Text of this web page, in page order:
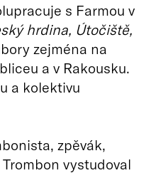
s Farmou v
hrdina, Útočiště,
zejména na
a v Rakousku.
a kolektivu
zpěvák,
vystudoval